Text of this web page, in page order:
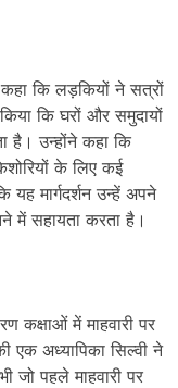
कि लड़कियों ने सत्रों
कि घरों और समुदायों
है। उन्होंने कहा कि
के लिए कई
यह मार्गदर्शन उन्हें अपने
में सहायता करता है।
कक्षाओं में माहवारी पर
एक अध्यापिका सिल्वी ने
जो पहले माहवारी पर